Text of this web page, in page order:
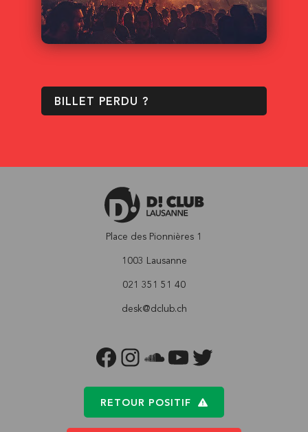
BILLET PERDU ?
Place des Pionnières 1
1003 Lausanne
021 351 51 40
desk@dclub.ch
FACEBOOKINSTAGRAM
SOUNDCLOUD
YOUTUBETWITTER
RETOUR POSITIF